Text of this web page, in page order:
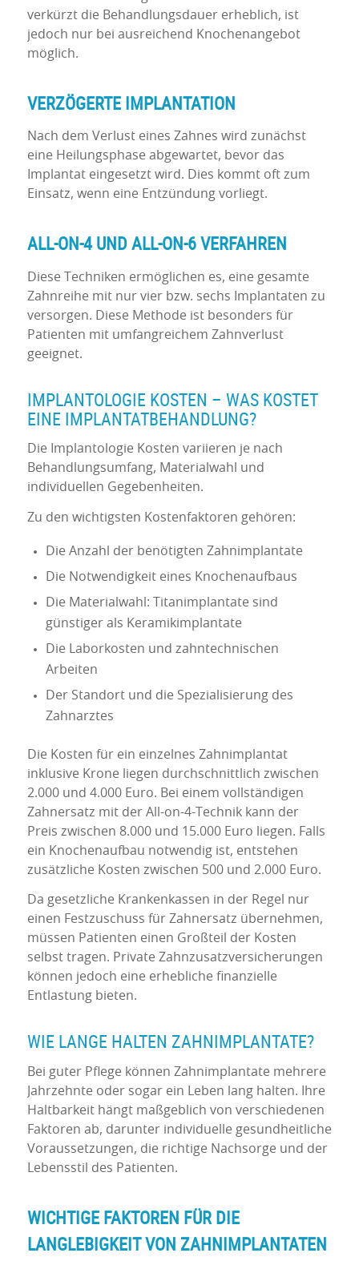
verkürzt die Behandlungsdauer erheblich, ist
jedoch nur bei ausreichend Knochenangebot
möglich.
VERZÖGERTE IMPLANTATION
Nach dem Verlust eines Zahnes wird zunächst
eine Heilungsphase abgewartet, bevor das
Implantat eingesetzt wird. Dies kommt oft zum
Einsatz, wenn eine Entzündung vorliegt.
ALL-ON-4 UND ALL-ON-6 VERFAHREN
Diese Techniken ermöglichen es, eine gesamte
Zahnreihe mit nur vier bzw. sechs Implantaten zu
versorgen. Diese Methode ist besonders für
Patienten mit umfangreichem Zahnverlust
geeignet.
IMPLANTOLOGIE KOSTEN – WAS KOSTET
EINE IMPLANTATBEHANDLUNG?
Die Implantologie Kosten variieren je nach
Behandlungsumfang, Materialwahl und
individuellen Gegebenheiten.
Zu den wichtigsten Kostenfaktoren gehören:
Die Anzahl der benötigten Zahnimplantate
Die Notwendigkeit eines Knochenaufbaus
Die Materialwahl: Titanimplantate sind
günstiger als Keramikimplantate
Die Laborkosten und zahntechnischen
Arbeiten
Der Standort und die Spezialisierung des
Zahnarztes
Die Kosten für ein einzelnes Zahnimplantat
inklusive Krone liegen durchschnittlich zwischen
2.000 und 4.000 Euro. Bei einem vollständigen
Zahnersatz mit der All-on-4-Technik kann der
Preis zwischen 8.000 und 15.000 Euro liegen. Falls
ein Knochenaufbau notwendig ist, entstehen
zusätzliche Kosten zwischen 500 und 2.000 Euro.
Da gesetzliche Krankenkassen in der Regel nur
einen Festzuschuss für Zahnersatz übernehmen,
müssen Patienten einen Großteil der Kosten
selbst tragen. Private Zahnzusatzversicherungen
können jedoch eine erhebliche finanzielle
Entlastung bieten.
WIE LANGE HALTEN ZAHNIMPLANTATE?
Bei guter Pflege können Zahnimplantate mehrere
Jahrzehnte oder sogar ein Leben lang halten. Ihre
Haltbarkeit hängt maßgeblich von verschiedenen
Faktoren ab, darunter individuelle gesundheitliche
Voraussetzungen, die richtige Nachsorge und der
Lebensstil des Patienten.
WICHTIGE FAKTOREN FÜR DIE
LANGLEBIGKEIT VON ZAHNIMPLANTATEN